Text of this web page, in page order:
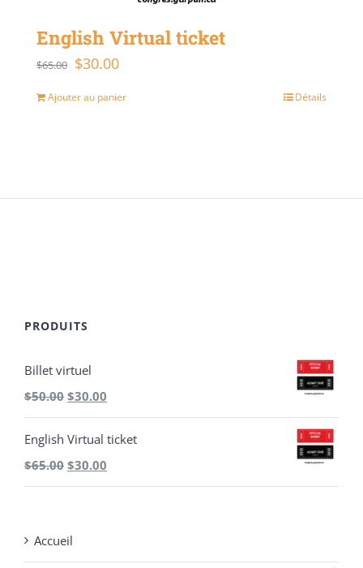
English Virtual ticket
$65.00 Le
$30.00Le
Ajouter au panier Détails
PRODUITS
Billet virtuel
$50.00 Le
prix
initial
était :
$30.00
prix
actuel
est :
English Virtual ticket
$65.00 Le
prix
était :
$30.00
prix
Accueil